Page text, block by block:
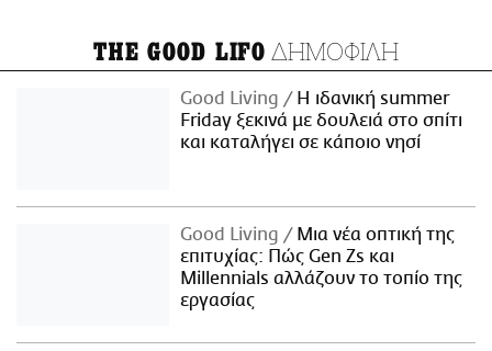
THE GOOD LIFO ΔΗΜΟΦΙΛΗ
Good Living
Η ιδανική summer
Friday ξεκινά με δουλειά στο σπίτι
και καταλήγει σε κάποιο νησί
Good Living
Μια νέα οπτική της
επιτυχίας: Πώς Gen Zs και
Millennials αλλάζουν το τοπίο της
εργασίας